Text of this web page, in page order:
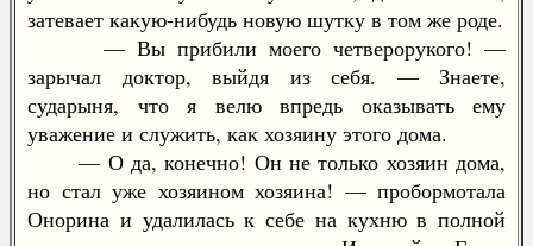
затевает какую-нибудь новую шутку в том же роде.
— Вы прибили моего четверорукого! —
зарычал доктор, выйдя из себя. — Знаете,
сударыня, что я велю впредь оказывать ему
уважение и служить, как хозяину этого дома.
— О да, конечно! Он не только хозяин дома,
но стал уже хозяином хозяина! — пробормотала
Онорина и удалилась к себе на кухню в полной